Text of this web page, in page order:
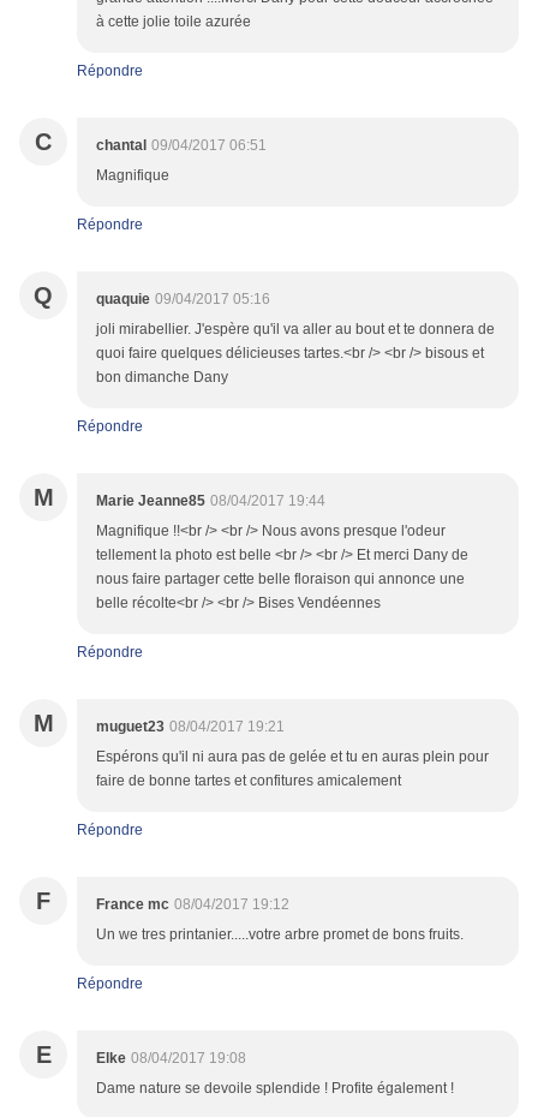
à cette jolie toile azurée
Répondre
C chantal 09/04/2017 06:51
Magnifique
Répondre
Q quaquie 09/04/2017 05:16
joli mirabellier. J'espère qu'il va aller au bout et te donnera de
quoi faire quelques délicieuses tartes.<br /> <br /> bisous et
bon dimanche Dany
Répondre
M Marie Jeanne85 08/04/2017 19:44
Magnifique !!<br /> <br /> Nous avons presque l'odeur
tellement la photo est belle <br /> <br /> Et merci Dany de
nous faire partager cette belle floraison qui annonce une
belle récolte<br /> <br /> Bises Vendéennes
Répondre
M muguet23 08/04/2017 19:21
Espérons qu'il ni aura pas de gelée et tu en auras plein pour
faire de bonne tartes et confitures amicalement
Répondre
F France mc 08/04/2017 19:12
Un we tres printanier.....votre arbre promet de bons fruits.
Répondre
E Elke 08/04/2017 19:08
Dame nature se devoile splendide ! Profite également !